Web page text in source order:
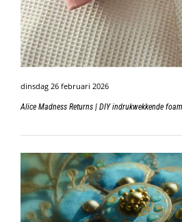
dinsdag 26 februari 2026
Alice Madness Returns | DIY indrukwekkende